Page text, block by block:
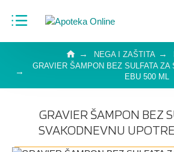
NEGA I ZAŠTITA
GRAVIER ŠAMPON BEZ SULFATA ZA
EBU 500 ML
GRAVIER ŠAMPON BEZ
SVAKODNEVNU